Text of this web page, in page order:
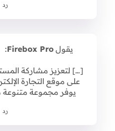
رد
يقول Firebox Pro
:
[…] لتعزيز مشاركة
على موقع التجارة
يوفر مجموعة متنوعة
رد